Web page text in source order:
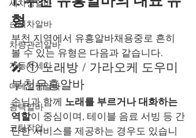
세차장알바
손세차알바
차량관리알바
자동차세차
디테일링알바
광택알바
코팅작업
형
부천 지역에서 유흥알바채용중로 흔히
볼 수 있는 유형은 다음과 같습니다.
🎤 ① 노래방 / 가라오케 도우미
부천유흥알바
손님과 함께 노래를 부르거나 대화하는
역할이 중심이며, 테이블 음료 서빙 등 간
단한 서비스를 제공하는 경우도 있습니